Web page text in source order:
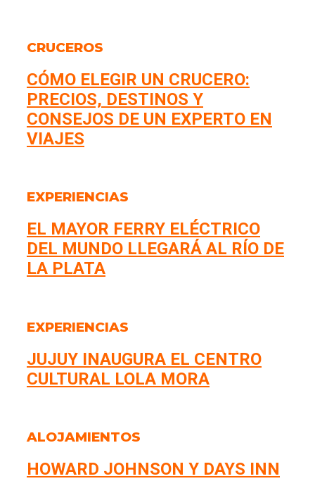
CRUCEROS
CÓMO ELEGIR UN CRUCERO:
PRECIOS, DESTINOS Y
CONSEJOS DE UN EXPERTO EN
VIAJES
EXPERIENCIAS
EL MAYOR FERRY ELÉCTRICO
DEL MUNDO LLEGARÁ AL RÍO DE
LA PLATA
EXPERIENCIAS
JUJUY INAUGURA EL CENTRO
CULTURAL LOLA MORA
ALOJAMIENTOS
HOWARD JOHNSON Y DAYS INN